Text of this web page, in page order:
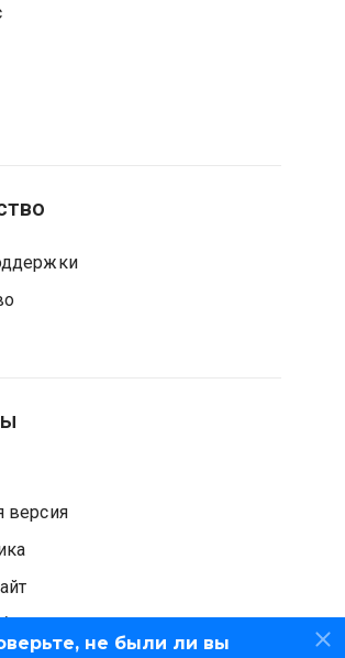
не были ли вы
версия